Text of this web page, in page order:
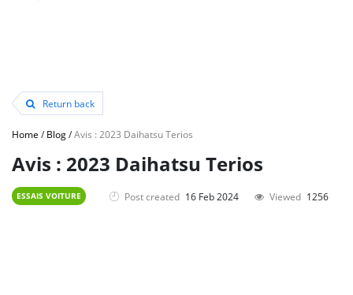
Return back
Home /Blog/Avis : 2023 Daihatsu Terios
Avis : 2023 Daihatsu Terios
ESSAIS VOITURE Post created 16 Feb 2024 Viewed 1256